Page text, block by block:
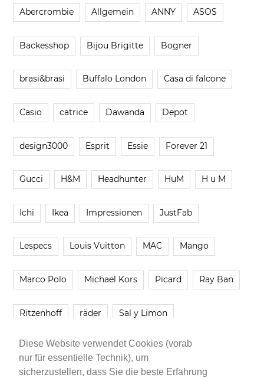
Diese Website verwendet Cookies (vorab
nur für essentielle Technik), um
sicherzustellen, dass Sie die beste Erfahrung
Abercrombie Allgemein ANNY ASOS
Backesshop Bijou Brigitte Bogner
brasi&brasi Buffalo London Casa di falcone
Casio catrice Dawanda Depot
design3000 Esprit Essie Forever 21
Gucci H&M Headhunter HuM H u M
Ichi Ikea Impressionen JustFab
Lespecs Louis Vuitton MAC Mango
Marco Polo Michael Kors Picard Ray Ban
Ritzenhoff räder Sal y Limon
Smartbuyglasses smash! Steve Madden